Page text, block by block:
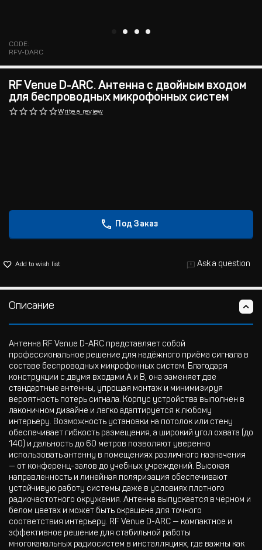
CODE:
RFV-DARC
RF Venue D-ARC. Антенна с двойным входом
для беспроводных микрофонных систем
Write a review
Под Заказ
Add to wish list Ask a question
Описание
Антенна RF Venue D-ARC представляет собой
профессиональное решение для надёжного приёма сигнала в
составе беспроводных микрофонных систем. Благодаря
конструкции с двумя входами A и B, она заменяет две
стандартные антенны, упрощая монтаж и минимизируя
вероятность потерь сигнала. Корпус устройства выполнен в
лаконичном дизайне и легко адаптируется к любому
интерьеру. Возможность установки на потолок или стену
обеспечивает гибкость размещения, а широкий угол охвата (до
140) и дальность до 60 метров позволяют уверенно
использовать антенну в помещениях различного назначения
— от конференц-залов до учебных учреждений. Высокая
направленность и линейная поляризация обеспечивают
устойчивую работу системы даже в условиях плотного
радиочастотного окружения. Антенна выпускается в чёрном и
белом цветах и может быть окрашена для точного
соответствия интерьеру. RF Venue D-ARC — компактное и
эффективное решение для стабильной работы
многоканальных радиосистем в инсталляциях, где важны как